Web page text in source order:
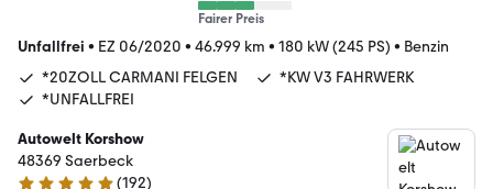
Fairer Preis
Unfallfrei • EZ 06/2020 • 46.999 km • 180 kW (245 PS) • Benzin
*20ZOLL CARMANI FELGEN
*KW V3 FAHRWERK
*UNFALLFREI
Autowelt Korshow
48369 Saerbeck
(192)